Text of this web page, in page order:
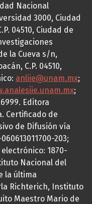
Nacional
3000, Ciudad
04510, Ciudad de
la Cueva s/n,
C.P. 04510,
anliie@unam.mx;
;
Editora
Certificado de
de Difusión vía
203;
electrónico: 1870-
Nacional del
la última
Richterich, Instituto
Maestro Mario de